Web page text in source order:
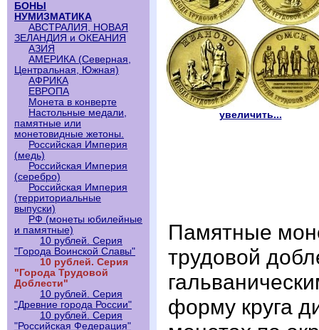
БОНЫ
НУМИЗМАТИКА
АВСТРАЛИЯ, НОВАЯ
ЗЕЛАНДИЯ и ОКЕАНИЯ
АЗИЯ
АМЕРИКА (Северная,
Центральная, Южная)
АФРИКА
ЕВРОПА
Монета в конверте
Настольные медали,
памятные или
монетовидные жетоны.
Российская Империя
(медь)
Российская Империя
(серебро)
Российская Империя
(территориальные
выпуски)
РФ (монеты юбилейные
и памятные)
10 рублей. Серия
"Города Воинской Славы"
10 рублей. Серия
"Города Трудовой
Доблести"
10 рублей. Серия
"Древние города России"
10 рублей. Серия
"Российская Федерация"
увеличить...
Памятные
трудовой
форму круга